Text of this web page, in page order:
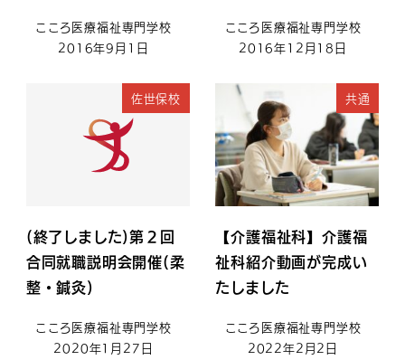
こころ医療福祉専門学校
2016年9月1日
こころ医療福祉専門学校
2016年12月18日
佐世保校
(終了しました)第２回
合同就職説明会開催(柔
整・鍼灸)
こころ医療福祉専門学校
2020年1月27日
共通
【介護福祉科】介護福
祉科紹介動画が完成い
たしました
こころ医療福祉専門学校
2022年2月2日